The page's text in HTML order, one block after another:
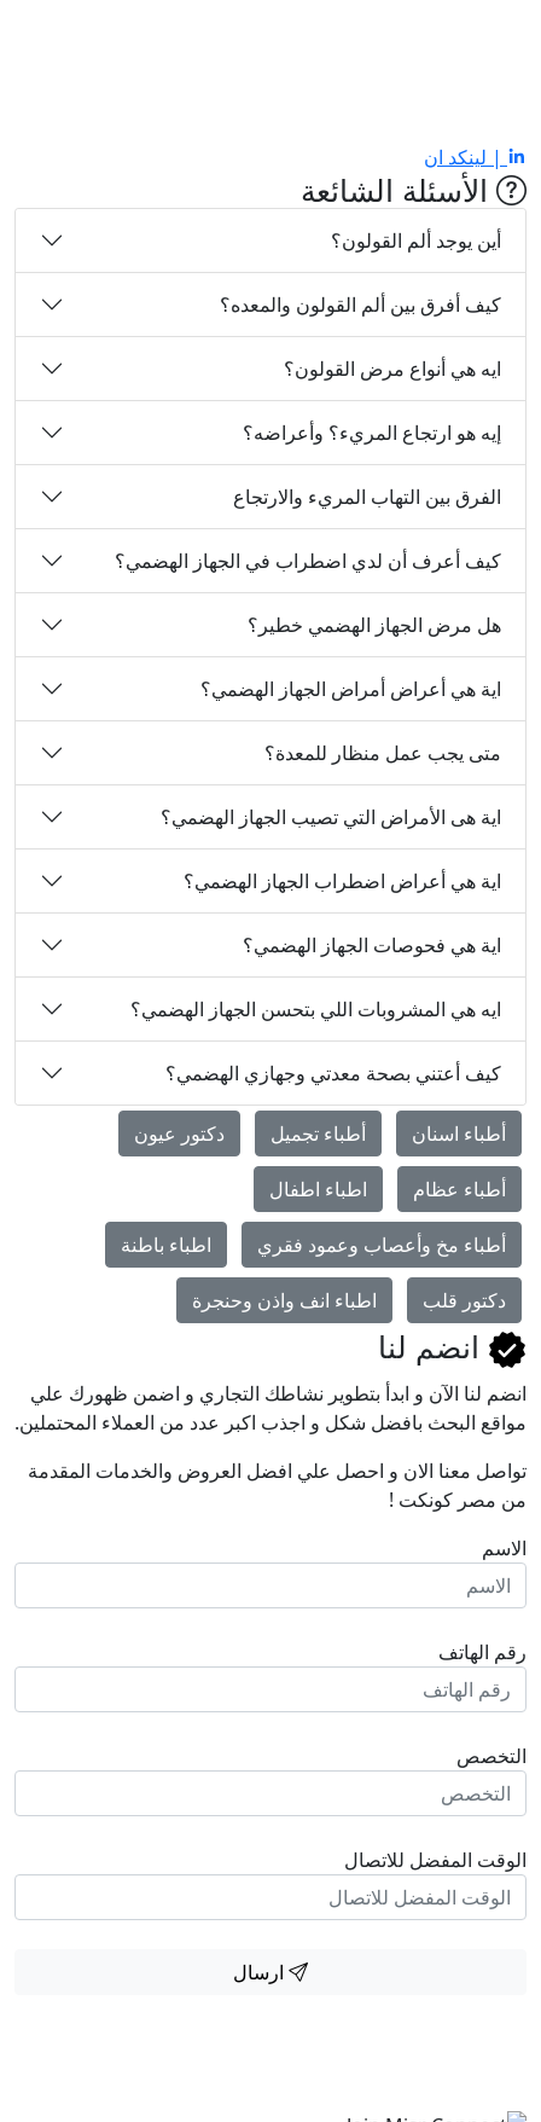
لينكد ان
الأسئلة الشائعة
أين يوجد ألم القولون؟
كيف أفرق بين ألم القولون والمعده؟
ايه هي أنواع مرض القولون؟
إيه هو ارتجاع المريء؟ وأعراضه؟
الفرق بين التهاب المريء والارتجاع
كيف أعرف أن لدي اضطراب في الجهاز الهضمي؟
هل مرض الجهاز الهضمي خطير؟
متى يجب عمل منظار للمعدة؟
اية هى الأمراض التي تصيب الجهاز الهضمي؟
اية هي أعراض اضطراب الجهاز الهضمي؟
اية هي فحوصات الجهاز الهضمي؟
ايه هي المشروبات اللي بتحسن الجهاز الهضمي؟
كيف أعتني بصحة معدتي وجهازي الهضمي؟
أطباء اسنان أطباء تجميل دكتور عيون
أطباء عظام اطباء اطفال
أطباء مخ وأعصاب وعمود فقري اطباء باطنة
دكتور قلب اطباء انف واذن وحنجرة
انضم لنا
لنا اﻵن و ابدأ بتطوير نشاطك التجاري و اضمن ظهورك علي
البحث بافضل شكل و اجذب اكبر عدد من العملاء المحتملين.
معنا الان و احصل علي افضل العروض والخدمات المقدمة
مصر كونكت !
الهاتف
المفضل للاتصال
ارسال